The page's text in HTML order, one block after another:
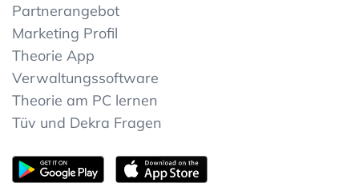
Partnerangebot
Marketing Profil
Theorie App
Verwaltungssoftware
Theorie am PC lernen
Tüv und Dekra Fragen